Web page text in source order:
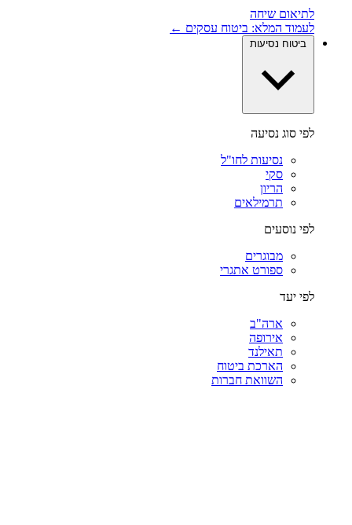
לתיאום שיחה
לעמוד המלא: ביטוח עסקים ←
ביטוח נסיעות
לפי סוג נסיעה
נסיעות לחו"ל
סקי
הריון
תרמילאים
לפי נוסעים
מבוגרים
ספורט אתגרי
לפי יעד
ארה"ב
אירופה
תאילנד
הארכת ביטוח
השוואת חברות